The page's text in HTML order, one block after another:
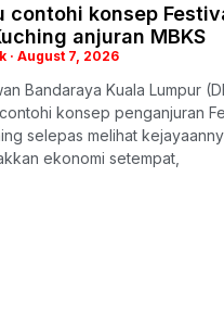
terakhir
halamannya hari ini, balu
mereka masih
masih kecil, sedangkan
lewat petang tadi.
Sibu, manakala anak
bertugas ke Sibu
katanya.
Tahun Baharu Cina lalu.
contohi konsep
anjuran MBKS
August 7, 2026
Bandaraya Kuala Lumpur
konsep penganjuran
selepas melihat
ekonomi setempat,